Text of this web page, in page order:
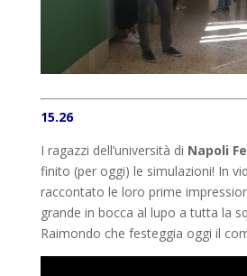
15.26
I ragazzi dell’università di Napoli
finito (per oggi) le simulazioni! In
raccontato le loro prime
grande in bocca al lupo a tutta la
Raimondo che festeggia oggi il